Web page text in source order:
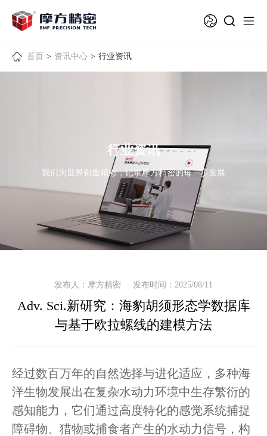
首页 > 资讯中心 > 行业资讯
行业资讯
我们为世界创造精彩，记录摩方精密的每一步发展
发布人：摩方精密 发布时间：2025/08/11
Adv. Sci.新研究：海豹胡须形态学数据库
与基于欧拉螺线的建模​​方法
经过数百万年的自然选择与进化适应，多种海
洋生物发展出在复杂水动力环境中生存繁衍的
感知能力，它们通过高度特化的感觉系统捕捉
障碍物、猎物或捕食者产生的水动力信号，构